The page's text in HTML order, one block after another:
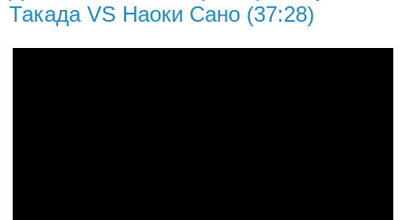
Такада VS Наоки Сано (37:28)